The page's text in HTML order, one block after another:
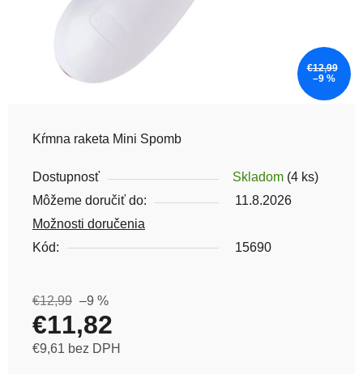
Kŕmna raketa Mini Spomb
Dostupnosť Skladom (4 ks)
Môžeme doručiť do:
11.8.2026
Možnosti doručenia
Kód:
15690
€12,99 –9 %
€11,82
€9,61 bez DPH
€12,99
–9 %